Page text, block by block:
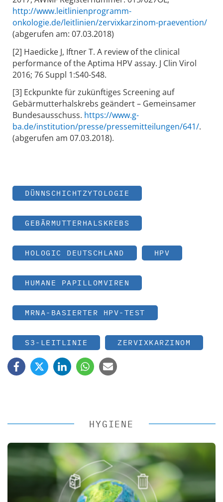
http://www.leitlinienprogramm-
onkologie.de/leitlinien/zervixkarzinom-praevention/
(abgerufen am: 07.03.2018)
[2] Haedicke J, Iftner T. A review of the clinical
performance of the Aptima HPV assay. J Clin Virol
2016; 76 Suppl 1:S40-S48.
[3] Eckpunkte für zukünftiges Screening auf
Gebärmutterhalskrebs geändert – Gemeinsamer
Bundesausschuss. https://www.g-
ba.de/institution/presse/pressemitteilungen/641/.
(abgerufen am 07.03.2018).
DÜNNSCHICHTZYTOLOGIE
GEBÄRMUTTERHALSKREBS
HOLOGIC DEUTSCHLAND HPV
HUMANE PAPILLOMVIREN
MRNA-BASIERTER HPV-TEST
S3-LEITLINIE ZERVIXKARZINOM
HYGIENE